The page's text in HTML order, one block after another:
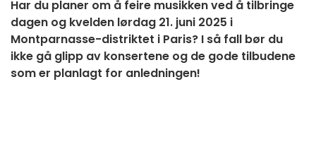
Har du planer om å feire musikken ved å tilbringe
dagen og kvelden lørdag 21. juni 2025 i
Montparnasse-distriktet i Paris? I så fall bør du
ikke gå glipp av konsertene og de gode tilbudene
som er planlagt for anledningen!